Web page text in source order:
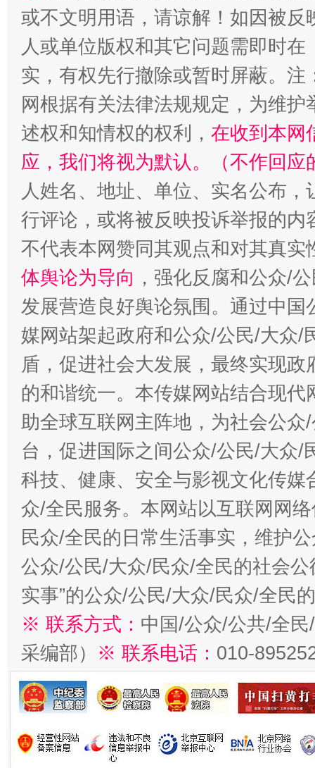
招工难、用工荒背后
或不文明用语，请谅解！如因被
人或单位版权和其它问题需即时在
实，有权先行撤除或暂时屏蔽。
网根据有关法律法规规定，为维
述权和知情权的权利， 在收到本网
应，我们将视为默认。（不作回应
人姓名、地址、单位、实名公布
行评论，或将被反映投诉举报的
不代表本网赞同其观点和对其真实
体舆论为导向 ，强化反腐和公众/
发展营造良好舆论氛围。通过中
媒网站架起政府和公众/公民/大众/
盾，促进社会大发展，最终实现
的和谐统一。本传媒网站结合现
助全球互联网主阵地，为社会公
台，促进国际之间公众/公民/大众/
科技、健康、安全与影视文化传
众/全民服务。本网站以互联网网
民众/全民的日常生活事实，维护
公众/公民/大众/民众/全民的社会公
实事”的公众/公民/大众/民众/全民
※ 联系方式： 中国/公众/公共/全
采编部） ※ 联系电话： 010-